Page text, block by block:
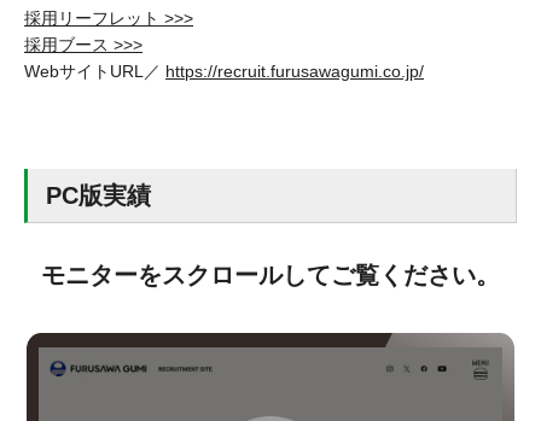
採用リーフレット >>>
採用ブース >>>
WebサイトURL／ https://recruit.furusawagumi.co.jp/
PC版実績
モニターをスクロールしてご覧ください。